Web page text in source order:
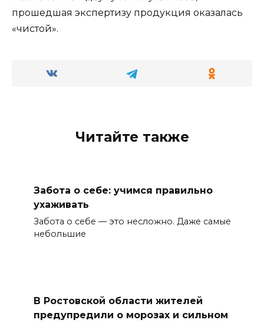
прошедшая экспертизу продукция оказалась
«чистой».
Читайте также
Забота о себе: учимся правильно
ухаживать
Забота о себе — это несложно. Даже самые
небольшие
В Ростовской области жителей
предупредили о морозах и сильном